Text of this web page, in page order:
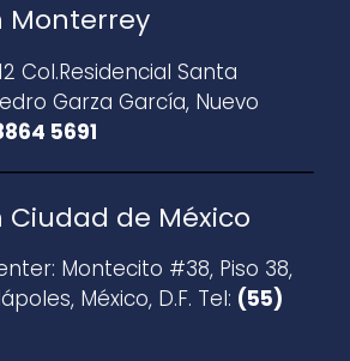
Monterrey
Col.Residencial Santa
Garza García, Nuevo
5691
Ciudad de México
Montecito #38, Piso 38,
México, D.F. Tel: (55)